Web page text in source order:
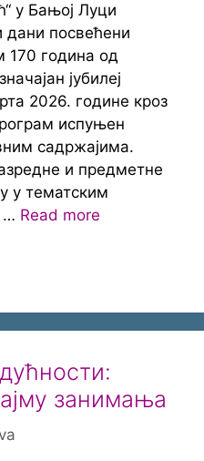
у Бањој Луци
посвећени
170 година од
јубилеј
2026. године кроз
испуњен
садржајима.
и предметне
у тематским
… Read more
занимања